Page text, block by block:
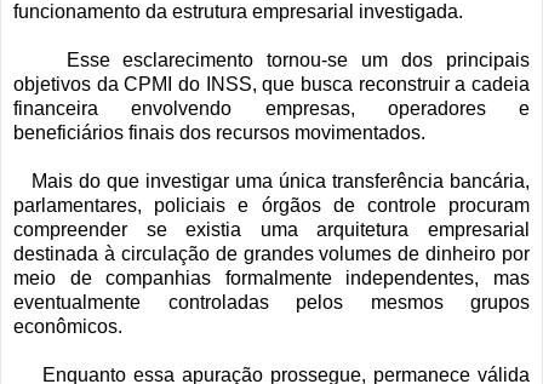
funcionamento da estrutura empresarial investigada.
Esse esclarecimento tornou-se um dos principais
objetivos da CPMI do INSS, que busca reconstruir a cadeia
financeira envolvendo empresas, operadores e
beneficiários finais dos recursos movimentados.
Mais do que investigar uma única transferência bancária,
parlamentares, policiais e órgãos de controle procuram
compreender se existia uma arquitetura empresarial
destinada à circulação de grandes volumes de dinheiro por
meio de companhias formalmente independentes, mas
eventualmente controladas pelos mesmos grupos
econômicos.
Enquanto essa apuração prossegue, permanece válida